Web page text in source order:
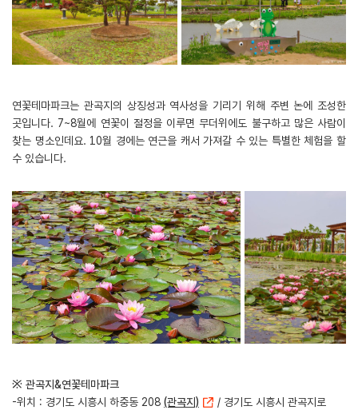
연꽃테마파크는 관곡지의 상징성과 역사성을 기리기 위해 주변 논에 조성한
곳입니다. 7~8월에 연꽃이 절정을 이루면 무더위에도 불구하고 많은 사람이
찾는 명소인데요. 10월 경에는 연근을 캐서 가져갈 수 있는 특별한 체험을 할
수 있습니다.
※ 관곡지&연꽃테마파크
-위치 : 경기도 시흥시 하중동 208 (관곡지)
/ 경기도 시흥시 관곡지로